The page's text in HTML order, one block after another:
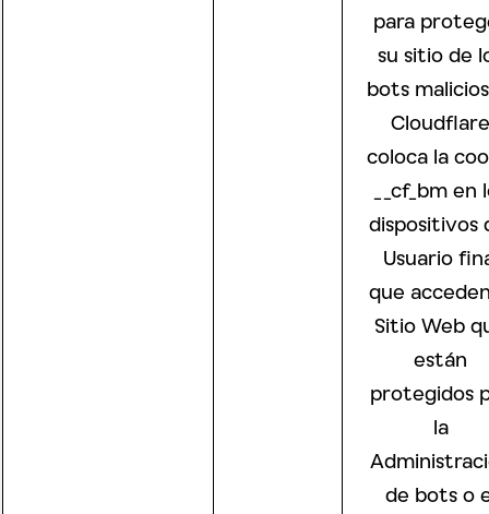
para
su sitio de
bots
Cloudflare
coloca la
__cf_bm en
dispositivos
Usuario
que
Sitio Web
están
protegidos
la
de bots o